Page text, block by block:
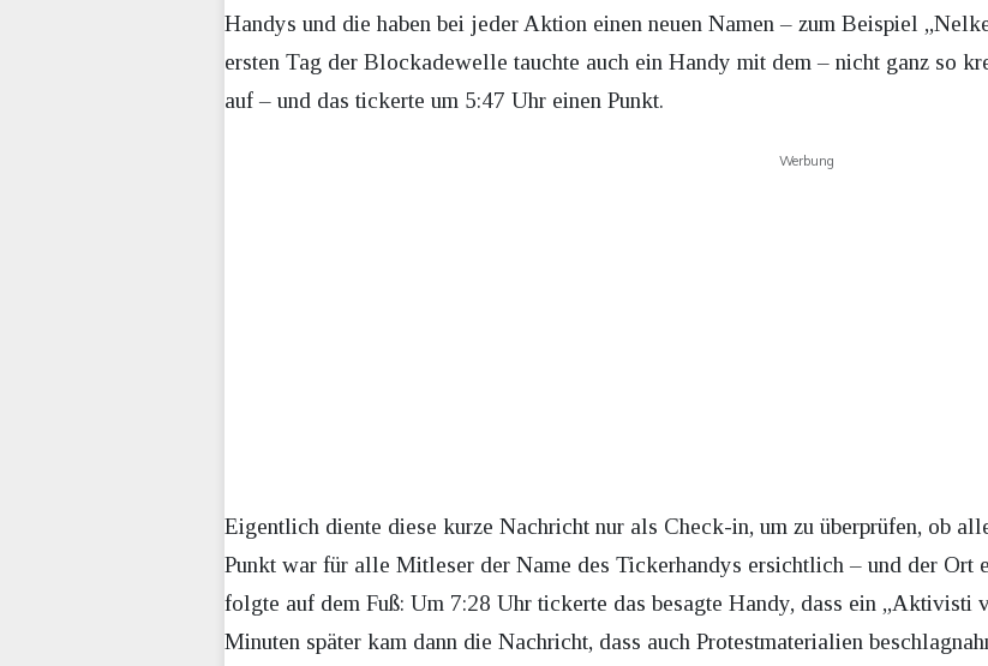
Handys und die haben bei jeder Aktion einen neuen Namen – zum Beispiel
ersten Tag der Blockadewelle tauchte auch ein Handy mit dem – nicht ganz so
auf – und das tickerte um 5:47 Uhr einen Punkt.
Werbung
Eigentlich diente diese kurze Nachricht nur als Check-in, um zu überprüfen, ob
Punkt war für alle Mitleser der Name des Tickerhandys ersichtlich – und der Ort
folgte auf dem Fuß: Um 7:28 Uhr tickerte das besagte Handy, dass ein „Aktivisti
Minuten später kam dann die Nachricht, dass auch Protestmaterialien